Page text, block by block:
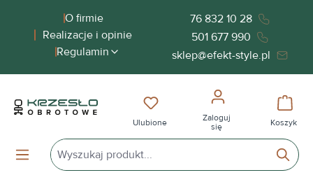
zawartościO firmie
Realizacje i opinie
Regulamin
76 832 10 28
501 677 990
sklep@efekt-style.pl
Masz 0 przedmioty na liście
Ulubione
Zaloguj
się
Koszyk